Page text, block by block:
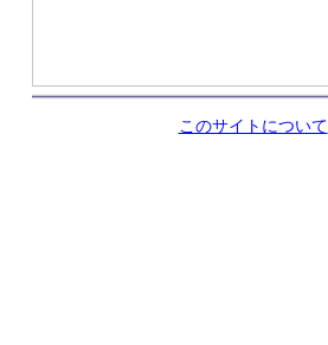
このサイトについて